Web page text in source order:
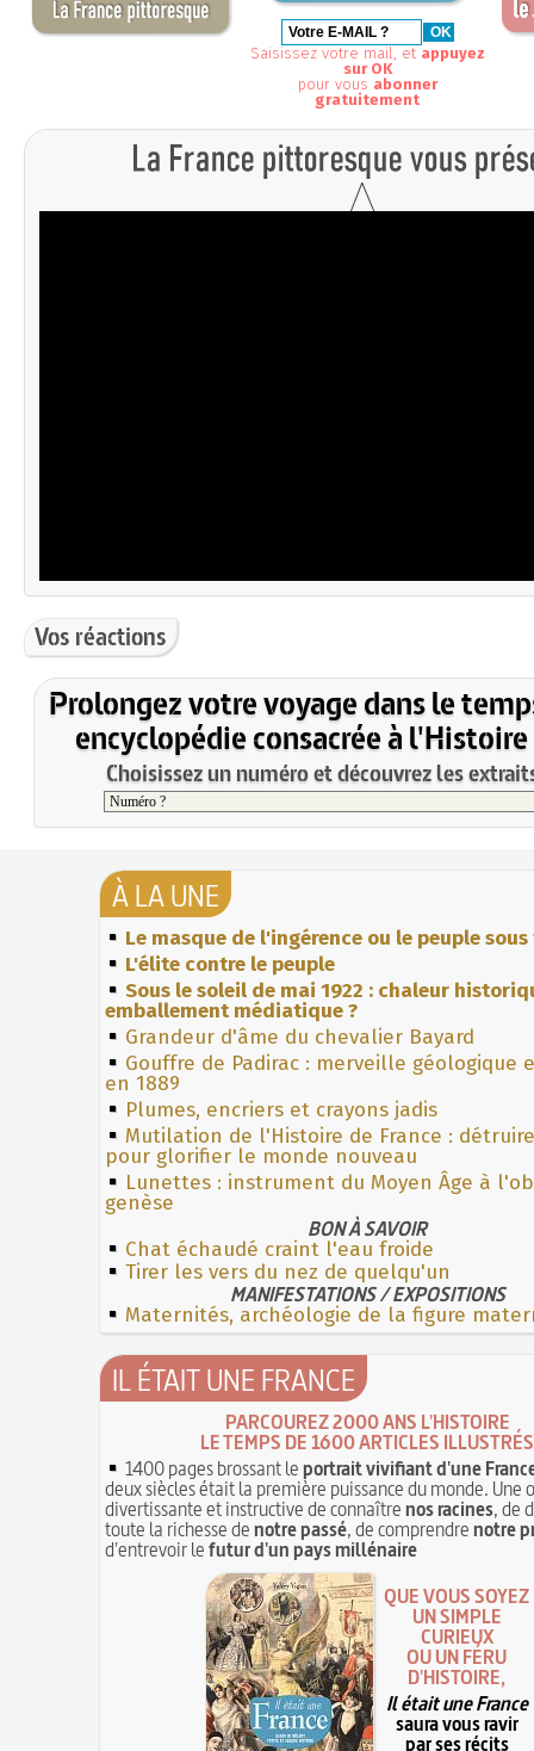
Saisissez votre mail, et appuyez
sur OK
pour vous abonner
gratuitement
Vos réactions
Prolongez votre voyage dans le
encyclopédie consacrée à l'Histoire
Choisissez un numéro et découvrez les
À LA UNE
Le masque de l'ingérence ou le peuple
L'élite contre le peuple
Sous le soleil de mai 1922 : chaleur
emballement médiatique ?
Grandeur d'âme du chevalier Bayard
Gouffre de Padirac : merveille géologique
en 1889
Plumes, encriers et crayons jadis
Mutilation de l'Histoire de France :
pour glorifier le monde nouveau
Lunettes : instrument du Moyen Âge à
genèse
BON À SAVOIR
Chat échaudé craint l'eau froide
Tirer les vers du nez de quelqu'un
MANIFESTATIONS / EXPOSITIONS
Maternités, archéologie de la figure
IL ÉTAIT UNE FRANCE
PARCOUREZ 2000 ANS L'HISTOIRE
LE TEMPS DE 1600 ARTICLES ILLUSTRÉS
1400 pages brossant leportrait vivifiant d'une
deux siècles était la première puissance du monde. Une
divertissante et instructive de connaîtrenos racines, de
toute la richesse denotre passé, de comprendrenotre
d'entrevoir lefutur d'un pays millénaire
QUE VOUS SOYEZ
UN SIMPLE
CURIEUX
OU UN FÉRU
D'HISTOIRE,
Il était une France
saura vous ravir
par ses récits